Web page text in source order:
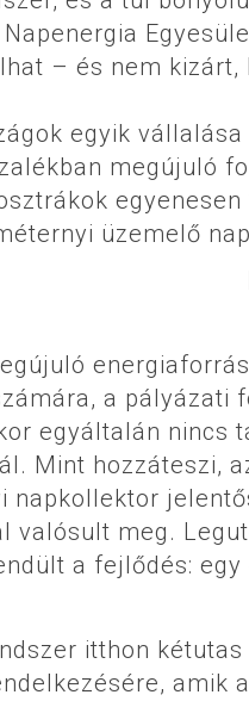
– és nem
egyik
megújuló
egyenesen
üzemelő
a pályázati
egyáltalán nincs
Mint hozzáteszi,
napkollektor
valósult meg.
a fejlődés:
itthon
amik